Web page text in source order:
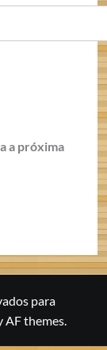
a próxima
para
AF themes.